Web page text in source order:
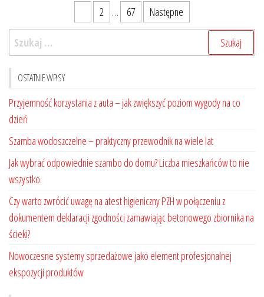
Stronicowanie
wpisów
2 … 67
Następne
Szukaj:
OSTATNIE WPISY
Przyjemność korzystania z auta – jak zwiększyć poziom wygody na co
dzień
Szamba wodoszczelne – praktyczny przewodnik na wiele lat
Jak wybrać odpowiednie szambo do domu? Liczba mieszkańców to nie
wszystko.
Czy warto zwrócić uwagę na atest higieniczny PZH w połączeniu z
dokumentem deklaracji zgodności zamawiając betonowego zbiornika na
ścieki?
Nowoczesne systemy sprzedażowe jako element profesjonalnej
ekspozycji produktów